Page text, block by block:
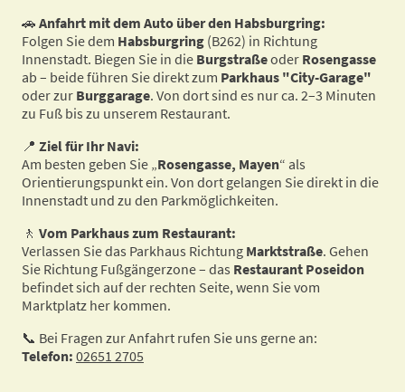
🚗 Anfahrt mit dem Auto über den Habsburgring:
Folgen Sie dem Habsburgring (B262) in Richtung
Innenstadt. Biegen Sie in die Burgstraßeoder Rosengasse
ab – beide führen Sie direkt zum Parkhaus "City-Garage"
oder zur Burggarage. Von dort sind es nur ca. 2–3 Minuten
zu Fuß bis zu unserem Restaurant.
📍 Ziel für Ihr Navi:
Am besten geben Sie „Rosengasse, Mayen“ als
Orientierungspunkt ein. Von dort gelangen Sie direkt in die
Innenstadt und zu den Parkmöglichkeiten.
🚶 Vom Parkhaus zum Restaurant:
Verlassen Sie das Parkhaus Richtung Marktstraße. Gehen
Sie Richtung Fußgängerzone – das Restaurant Poseidon
befindet sich auf der rechten Seite, wenn Sie vom
Marktplatz her kommen.
📞 Bei Fragen zur Anfahrt rufen Sie uns gerne an:
Telefon: 02651 2705